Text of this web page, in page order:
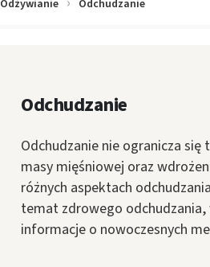
Odżywianie Odchudzanie
Odchudzanie
Odchudzanie nie ogranicza
masy mięśniowej oraz
różnych aspektach
temat zdrowego
informacje o nowoczesnych